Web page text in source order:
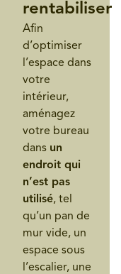
rentabiliser
Afin
d’optimiser
l’espace dans
votre
intérieur,
aménagez
votre bureau
dans un
endroit qui
n’est pas
utilisé, tel
qu’un pan de
mur vide, un
espace sous
l’escalier, une